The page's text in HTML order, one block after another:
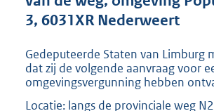
b
3, 6031XR Nederweert
Gedeputeerde Staten van Limburg
dat zij de volgende aanvraag voor
omgevingsvergunning hebben
Locatie: langs de provinciale weg